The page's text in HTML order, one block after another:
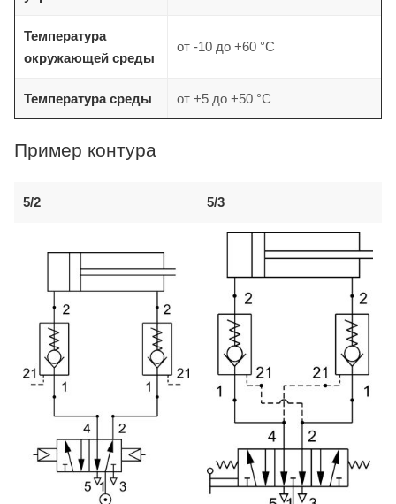
Температура
окружающей среды
от -10 до +60 °C
Температура среды от +5 до +50 °C
Пример контура
5/2 5/3